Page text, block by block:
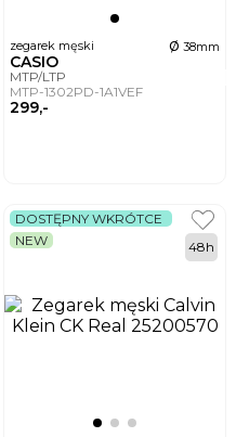
zegarek męski ø 38mm
CASIO
MTP/LTP
MTP-1302PD-1A1VEF
299,-
DOSTĘPNY WKRÓTCE
NEW
48h